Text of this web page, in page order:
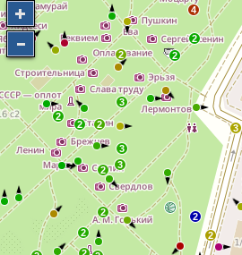
2
2
4
2
3
2
3
2
2
2
2
2
3
3
2
2